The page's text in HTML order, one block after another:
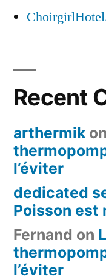
Recent
arthermik on
l’éviter
dedicated
Poisson est
Fernand on
l’éviter